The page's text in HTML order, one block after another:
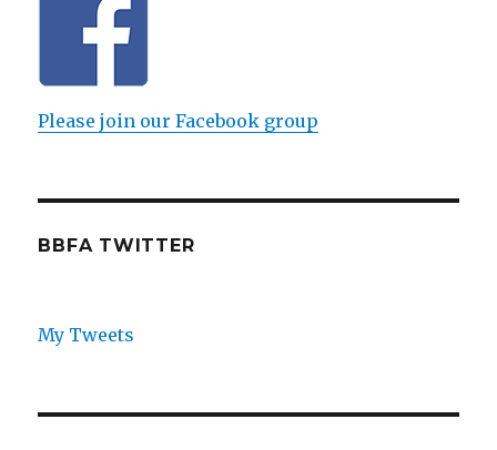
Please join our Facebook group
BBFA TWITTER
My Tweets